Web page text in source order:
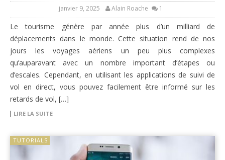
janvier 9, 2025 Alain Roache 1
Le tourisme génère par année plus d’un milliard de
déplacements dans le monde. Cette situation rend de nos
jours les voyages aériens un peu plus complexes
qu’auparavant avec un nombre important d’étapes ou
d’escales. Cependant, en utilisant les applications de suivi de
vol en direct, vous pouvez facilement être informé sur les
retards de vol, […]
LIRE LA SUITE
TUTORIALS